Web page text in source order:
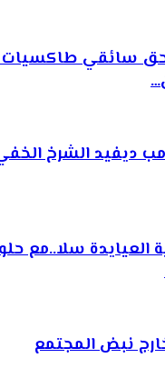
سائقي طاكسيات
الشرخ الخفي
العيايدة سلا..مع
نبض المجتمع